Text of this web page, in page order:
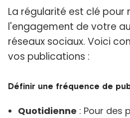
La régularité est clé pour
l'engagement de votre
réseaux sociaux. Voici
vos publications :
Définir une fréquence de
Quotidienne : Pour des